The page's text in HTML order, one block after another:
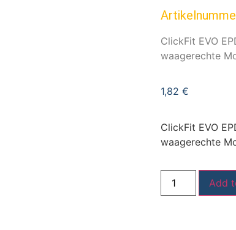
ClickFit EVO
waagerechte
1,82 €
ClickFit EVO
waagerechte
Add